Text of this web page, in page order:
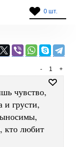
0 шт.
+
1
-
чувство,
и грусти,
кто любит